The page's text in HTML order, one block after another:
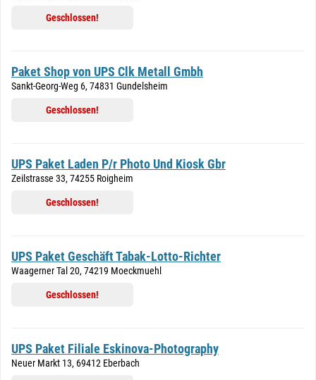
Geschlossen!
Paket Shop von UPS Clk Metall Gmbh
Sankt-Georg-Weg 6, 74831 Gundelsheim
Geschlossen!
UPS Paket Laden P/r Photo Und Kiosk Gbr
Zeilstrasse 33, 74255 Roigheim
Geschlossen!
UPS Paket Geschäft Tabak-Lotto-Richter
Waagerner Tal 20, 74219 Moeckmuehl
Geschlossen!
UPS Paket Filiale Eskinova-Photography
Neuer Markt 13, 69412 Eberbach